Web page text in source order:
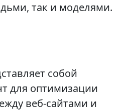
так и моделями.
собой
для оптимизации
веб-сайтами и